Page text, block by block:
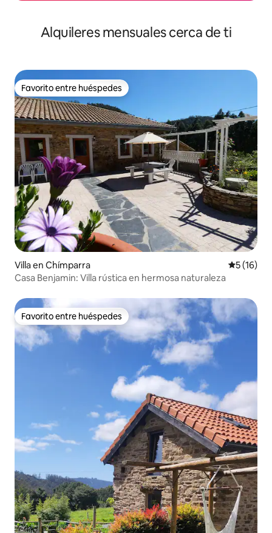
Alquileres mensuales cerca de ti
Favorito entre huéspedes
Favorito entre huéspedes
Villa en Chímparra
5 (16)
Casa Benjamin: Villa rústica en hermosa naturaleza
Favorito entre huéspedes
Favorito entre huéspedes